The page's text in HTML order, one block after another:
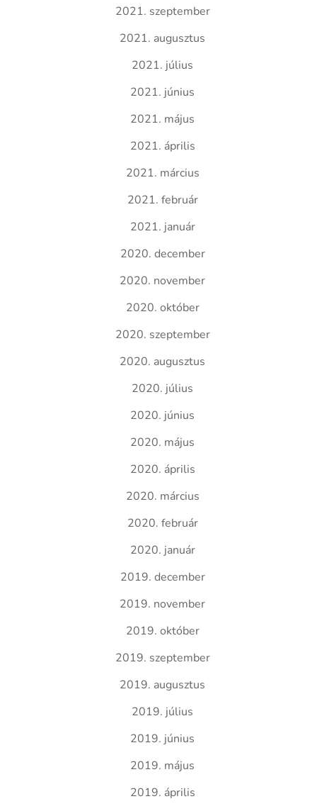
2021. szeptember
2021. augusztus
2021. július
2021. június
2021. május
2021. április
2021. március
2021. február
2021. január
2020. december
2020. november
2020. október
2020. szeptember
2020. augusztus
2020. július
2020. június
2020. május
2020. április
2020. március
2020. február
2020. január
2019. december
2019. november
2019. október
2019. szeptember
2019. augusztus
2019. július
2019. június
2019. május
2019. április